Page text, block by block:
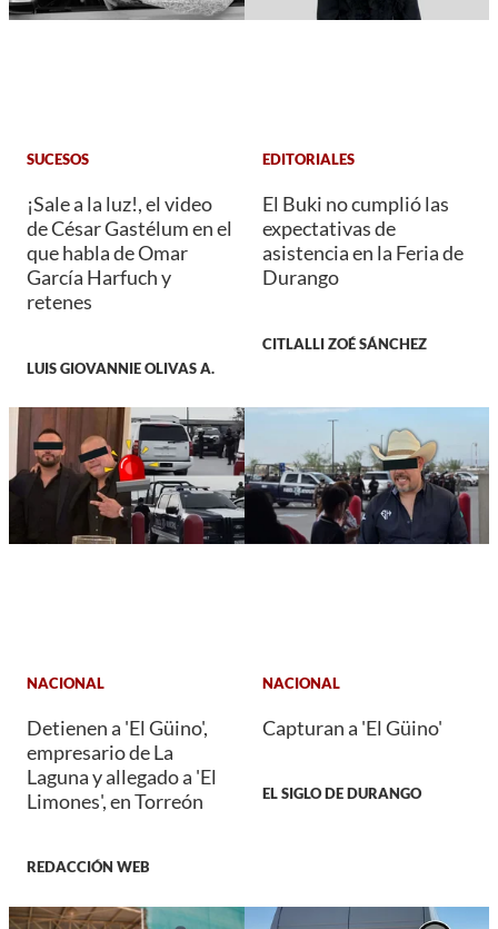
SUCESOS
¡Sale a la luz!, el video
de César Gastélum en el
que habla de Omar
García Harfuch y
retenes
LUIS GIOVANNIE OLIVAS A.
EDITORIALES
El Buki no cumplió las
expectativas de
asistencia en la Feria de
Durango
CITLALLI ZOÉ SÁNCHEZ
NACIONAL
Detienen a 'El Güino',
empresario de La
Laguna y allegado a 'El
Limones', en Torreón
REDACCIÓN WEB
NACIONAL
Capturan a 'El Güino'
EL SIGLO DE DURANGO